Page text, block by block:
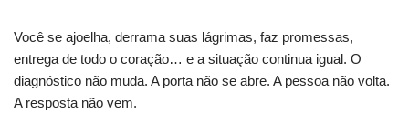
Você se ajoelha, derrama suas lágrimas, faz promessas,
entrega de todo o coração… e a situação continua igual. O
diagnóstico não muda. A porta não se abre. A pessoa não volta.
A resposta não vem.